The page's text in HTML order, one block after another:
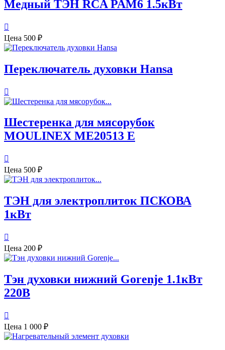
Медный ТЭН RCA PAМ6 1.5кВт

Цена 500 ₽
Переключатель духовки Hansa

Шестеренка для мясорубок
MOULINEX ME20513 E

Цена 500 ₽
ТЭН для электроплиток ПСКОВА
1кВт

Цена 200 ₽
Тэн духовки нижний Gorenje 1.1кВт
220В

Цена 1 000 ₽